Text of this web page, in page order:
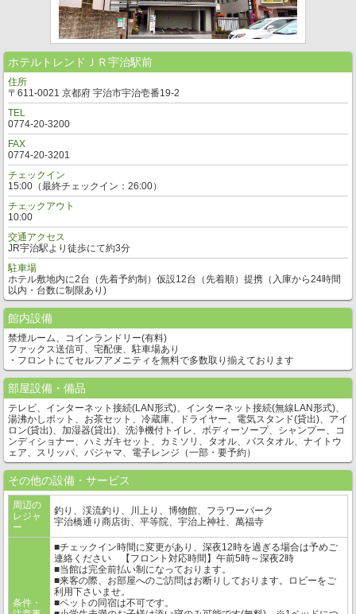
ホテルトレンドＪＲ宇治駅前
住所
〒611-0021 京都府 宇治市宇治壱番19-2
TEL
0774-20-3200
FAX
0774-20-3201
チェックイン
15:00（最終チェックイン：26:00）
チェックアウト
10:00
交通アクセス
JR宇治駅より徒歩にて約3分
駐車場
ホテル敷地内に2台（先着予約制）仮設12台（先着順）提携（入庫から24時間
以内・台数に制限あり)
館内設備
禁煙ルーム、コインランドリー(有料)
ファックス送信可、宅配便、駐車場あり
・フロントにてセルフアメニティを無料で多数取り揃えております
部屋設備・備品
テレビ、インターネット接続(LAN形式)、インターネット接続(無線LAN形式)、
湯沸かしポット、お茶セット、冷蔵庫、ドライヤー、電気スタンド(貸出)、アイ
ロン(貸出)、加湿器(貸出)、洗浄機付トイレ、ボディーソープ、シャンプー、コ
ンディショナー、ハミガキセット、カミソリ、タオル、バスタオル、ナイトウ
ェア、スリッパ、パジャマ、電子レンジ（一部・要予約）
その他の設備・サービス
周辺の
レジャ
ー
釣り、渓流釣り、川上り、博物館、フラワーパーク
宇治橋通り商店街、平等院、宇治上神社、萬福寺
条件・
■チェックイン時間に変更があり、深夜12時を過ぎる場合は予めご
連絡ください 【フロント対応時間】午前5時～深夜2時
■当館は完全前払い制になっております。
■来客の際、お部屋へのご訪問はお断りしております。ロビーをご
利用下さいませ。
■ペットの同宿は不可です。